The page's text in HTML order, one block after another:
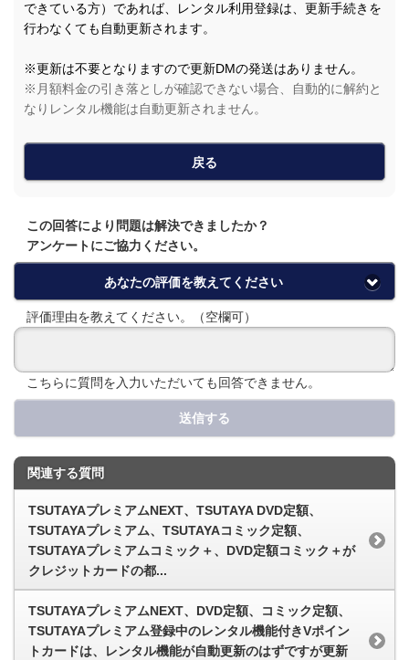
できている方）であれば、レンタル利用登録は、更新手続きを
行わなくても自動更新されます。
※更新は不要となりますので更新DMの発送はありません。
※月額料金の引き落としが確認できない場合、自動的に解約と
なりレンタル機能は自動更新されません。
戻る
この回答により問題は解決できましたか？
アンケートにご協力ください。
あなたの評価を教えてください
評価理由を教えてください。（空欄可）
こちらに質問を入力いただいても回答できません。
送信する
関連する質問
TSUTAYAプレミアムNEXT、TSUTAYA DVD定額、
TSUTAYAプレミアム、TSUTAYAコミック定額、
TSUTAYAプレミアムコミック＋、DVD定額コミック＋が
クレジットカードの都...
TSUTAYAプレミアムNEXT、DVD定額、コミック定額、
TSUTAYAプレミアム登録中のレンタル機能付きVポイン
トカードは、レンタル機能が自動更新のはずですが更新